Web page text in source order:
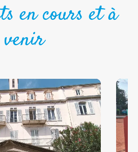
en cours et à
venir